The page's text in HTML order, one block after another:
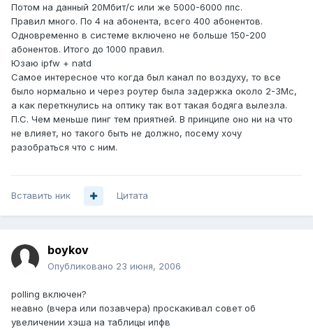
Потом на данный 20Мбит/с или же 5000-6000 ппс.
Правил много. По 4 на абонента, всего 400 абонентов.
Одновременно в системе включено не больше 150-200
абонентов. Итого до 1000 правил.
Юзаю ipfw + natd
Самое интересное что когда был канал по воздуху, то все
было нормально и через роутер была задержка около 2-3Мс,
а как переткнулись на оптику так вот такая бодяга вылезла.
П.С. Чем меньше пинг тем приятней. В принципе оно ни на что
не влияет, но такого быть не должно, посему хочу
разобраться что с ним.
Вставить ник Цитата
boykov
Опубликовано 23 июня, 2006
polling включен?
неавно (вчера или позавчера) проскакивал совет об
увеличении хэша на таблицы ипфв